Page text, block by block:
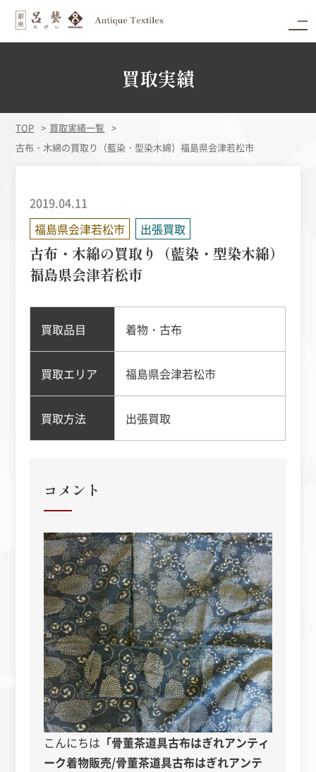
買取実績
TOP
買取実績一覧
古布・木綿の買取り（藍染・型染木綿）福島県会津若松市
2019.04.11
福島県会津若松市
出張買取
古布・木綿の買取り（藍染・型染木綿）
福島県会津若松市
買取品目 着物・古布
買取エリア 福島県会津若松市
買取方法 出張買取
コメント
こんにちは 「骨董茶道具古布はぎれアンティ
ーク着物販売/骨董茶道具古布はぎれアンテ